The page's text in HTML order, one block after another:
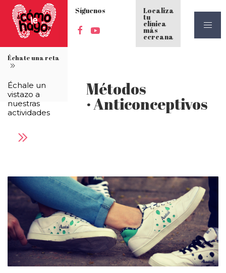
Síguenos Localiza
tu
clínica
más
cercana
Échate una reta
Échale un
vistazo a
nuestras
actividades
Métodos
· Anticonceptivos